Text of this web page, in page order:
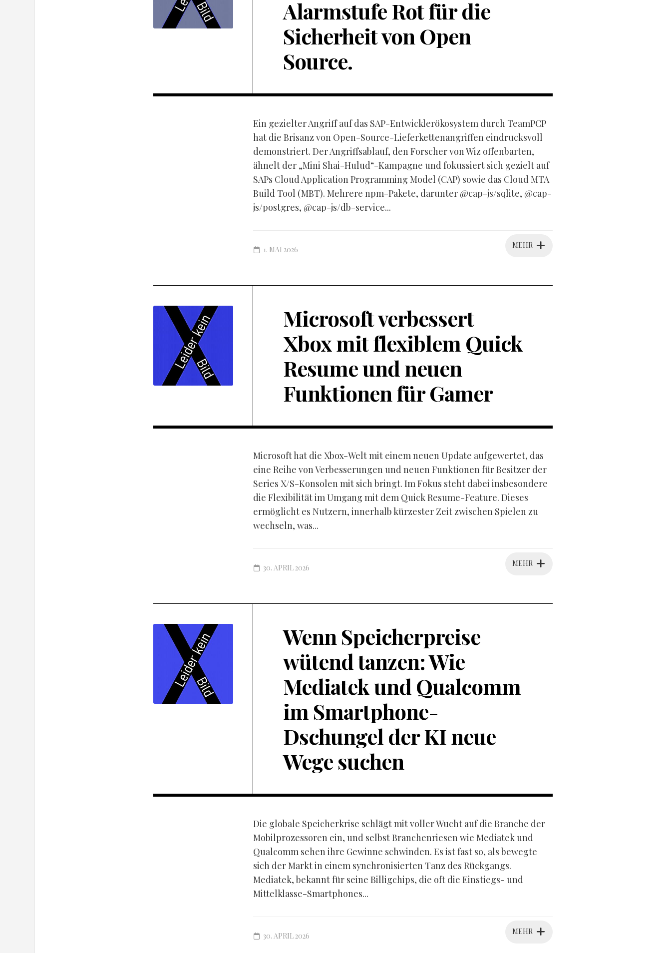
Alarmstufe Rot für die
Sicherheit von Open
Source.
Ein gezielter Angriff auf das SAP-Entwicklerökosystem durch TeamPCP
hat die Brisanz von Open-Source-Lieferkettenangriffen eindrucksvoll
demonstriert. Der Angriffsablauf, den Forscher von Wiz offenbarten,
ähnelt der „Mini Shai-Hulud“-Kampagne und fokussiert sich gezielt auf
SAPs Cloud Application Programming Model (CAP) sowie das Cloud MTA
Build Tool (MBT). Mehrere npm-Pakete, darunter @cap-js/sqlite, @cap-
js/postgres, @cap-js/db-service...
MEHR
1. MAI 2026
Microsoft verbessert
Xbox mit flexiblem Quick
Resume und neuen
Funktionen für Gamer
Microsoft hat die Xbox-Welt mit einem neuen Update aufgewertet, das
eine Reihe von Verbesserungen und neuen Funktionen für Besitzer der
Series X/S-Konsolen mit sich bringt. Im Fokus steht dabei insbesondere
die Flexibilität im Umgang mit dem Quick Resume-Feature. Dieses
ermöglicht es Nutzern, innerhalb kürzester Zeit zwischen Spielen zu
wechseln, was...
MEHR
30. APRIL 2026
Wenn Speicherpreise
wütend tanzen: Wie
Mediatek und Qualcomm
im Smartphone-
Dschungel der KI neue
Wege suchen
Die globale Speicherkrise schlägt mit voller Wucht auf die Branche der
Mobilprozessoren ein, und selbst Branchenriesen wie Mediatek und
Qualcomm sehen ihre Gewinne schwinden. Es ist fast so, als bewegte
sich der Markt in einem synchronisierten Tanz des Rückgangs.
Mediatek, bekannt für seine Billigchips, die oft die Einstiegs- und
Mittelklasse-Smartphones...
MEHR
30. APRIL 2026